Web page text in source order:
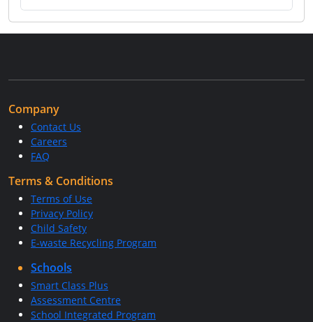
Company
Contact Us
Careers
FAQ
Terms & Conditions
Terms of Use
Privacy Policy
Child Safety
E-waste Recycling Program
Schools
Smart Class Plus
Assessment Centre
School Integrated Program